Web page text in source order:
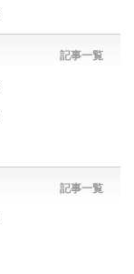
記事一覧
記事一覧